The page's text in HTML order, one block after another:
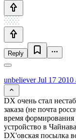
Reply
unbelieverJul 17 2010
DX очень стал
заказа (не почта
время формирования
устройство в
DX'овская посылка